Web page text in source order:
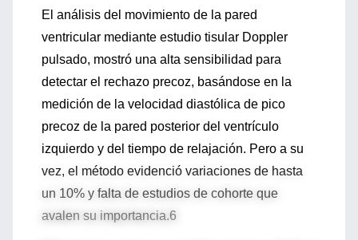
El análisis del movimiento de la pared
ventricular mediante estudio tisular Doppler
pulsado, mostró una alta sensibilidad para
detectar el rechazo precoz, basándose en la
medición de la velocidad diastólica de pico
precoz de la pared posterior del ventrículo
izquierdo y del tiempo de relajación. Pero a su
vez, el método evidenció variaciones de hasta
un 10% y falta de estudios de cohorte que
avalen su importancia.6